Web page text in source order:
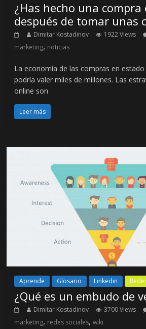
¿Has hecho una compra
después de tomar unas
Dimitar Kostadinov 1922 Views
marketing, noticias
La economía de las compras en
podría valer miles de millones. Las
online son
Leer más
Aprende Glosario Linkedin
¿Qué es un embudo de
Dimitar Kostadinov 3700 Views
marketing, redes sociales,wiki